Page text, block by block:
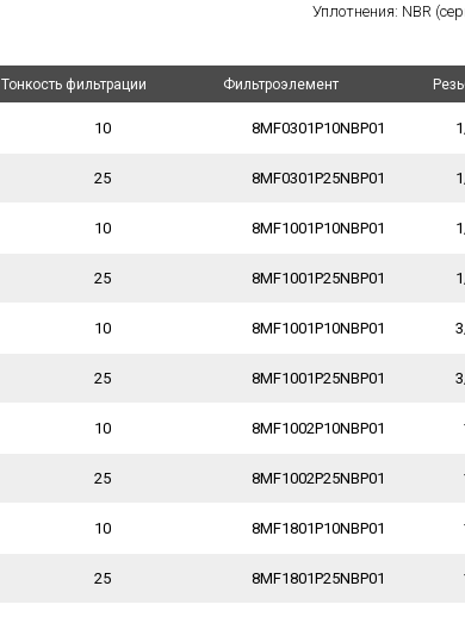
Уплотнения: NBR
Тонкость фильтрации Фильтроэлемент
10 8MF0301P10NBP01
25 8MF0301P25NBP01
10 8MF1001P10NBP01
25 8MF1001P25NBP01
10 8MF1001P10NBP01
25 8MF1001P25NBP01
10 8MF1002P10NBP01
25 8MF1002P25NBP01
10 8MF1801P10NBP01
25 8MF1801P25NBP01
Тонкость фильтрации Фильтроэлемент